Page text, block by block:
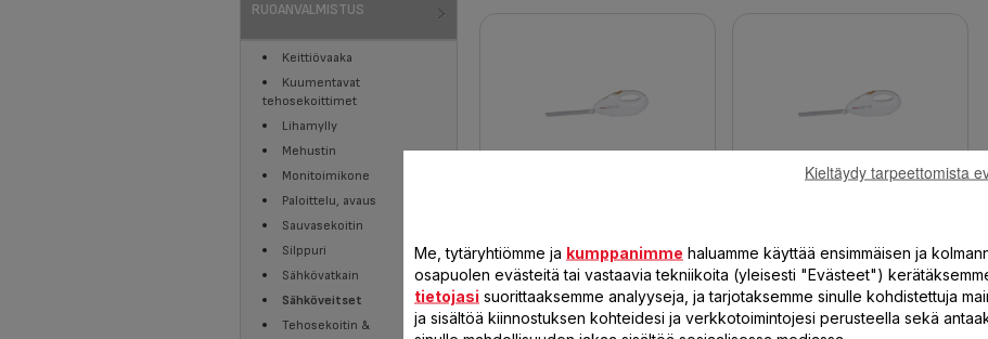
RUOANVALMISTUS
Keittiövaaka
Kuumentavat
tehosekoittimet
Lihamylly
Mehustin
Monitoimikone
Paloittelu, avaus
Sauvasekoitin
Silppuri
Sähkövatkain
Sähköveitset
Tehosekoitin &
PREP`LINE
Me, tytäryhtiömme ja kumppanimme haluamme käyttää ensimmäisen ja
osapuolen evästeitä tai vastaavia tekniikoita (yleisesti "Evästeet")
tietojasi suorittaaksemme analyyseja, ja tarjotaksemme sinulle kohdistettuja
ja sisältöä kiinnostuksen kohteidesi ja verkkotoimintojesi perusteella sekä
Kieltäydy tarpeettomista